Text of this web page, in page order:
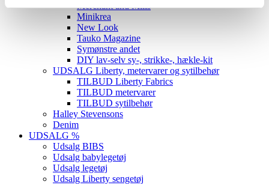
Merchant and Mills
Minikrea
New Look
Tauko Magazine
Symønstre andet
DIY lav-selv sy-, strikke-, hækle-kit
UDSALG Liberty, metervarer og sytilbehør
TILBUD Liberty Fabrics
TILBUD metervarer
TILBUD sytilbehør
Halley Stevensons
Denim
UDSALG %
Udsalg BIBS
Udsalg babylegetøj
Udsalg legetøj
Udsalg Liberty sengetøj